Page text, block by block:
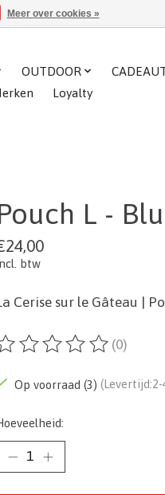
OUTDOOR
Loyalty
L -
btw
Cerise sur le Gâteau |
De beoordeling van dit
(0)
Op voorraad (3)
Meer over cookies »